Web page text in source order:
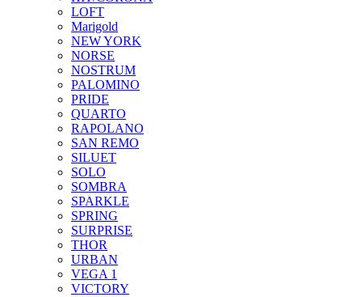
LOFT
Marigold
NEW YORK
NORSE
NOSTRUM
PALOMINO
PRIDE
QUARTO
RAPOLANO
SAN REMO
SILUET
SOLO
SOMBRA
SPARKLE
SPRING
SURPRISE
THOR
URBAN
VEGA 1
VICTORY